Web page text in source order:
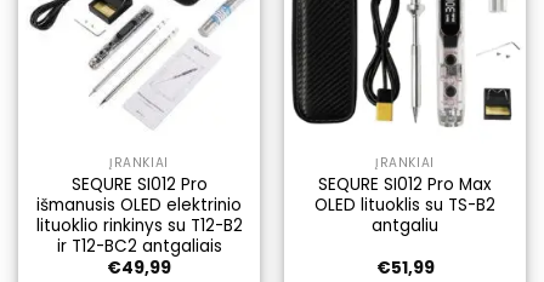
ĮRANKIAI
SEQURE SI012 Pro
išmanusis OLED elektrinio
lituoklio rinkinys su T12-B2
ir T12-BC2 antgaliais
€49,99
ĮRANKIAI
SEQURE SI012 Pro Max
OLED lituoklis su TS-B2
antgaliu
€51,99